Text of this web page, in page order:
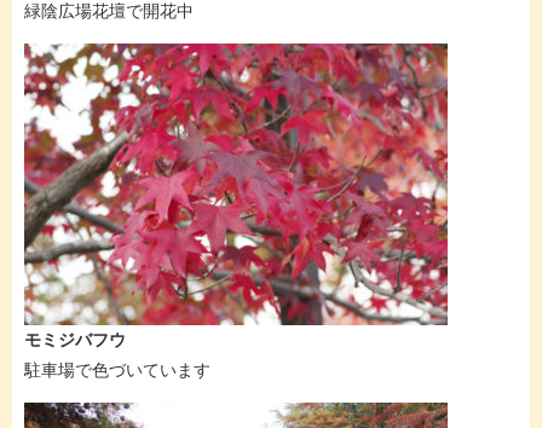
緑陰広場花壇で開花中
モミジバフウ
駐車場で色づいています